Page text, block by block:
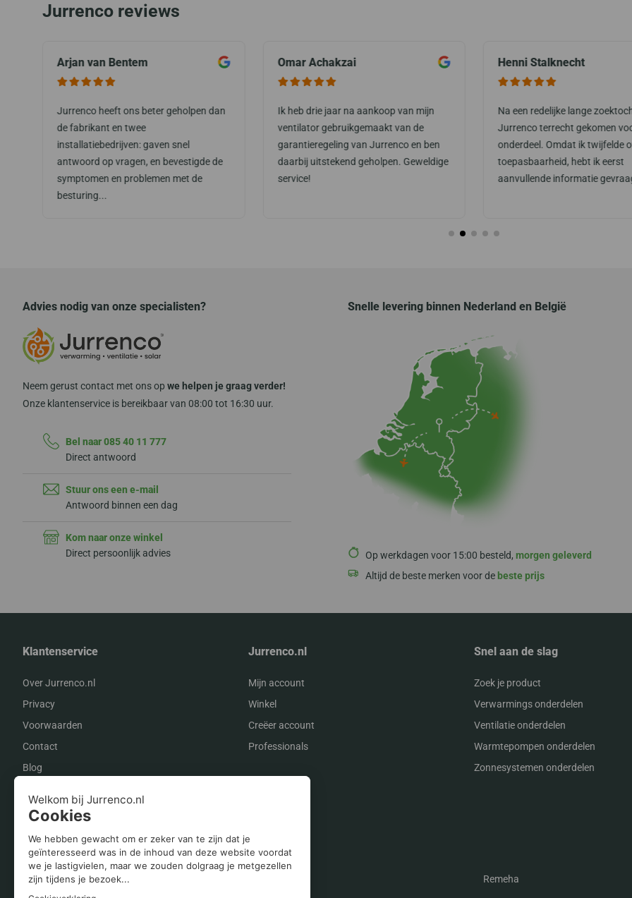
Jurrenco reviews
Arjan van Bentem
Jurrenco heeft ons beter geholpen dan
de fabrikant en twee
installatiebedrijven: gaven snel
antwoord op vragen, en bevestigde de
symptomen en problemen met de
besturing...
Omar Achakzai
Ik heb drie jaar na aankoop van mijn
ventilator gebruikgemaakt van de
garantieregeling van Jurrenco en ben
daarbij uitstekend geholpen. Geweldige
service!
Henni Stalknecht
Na een redelijke lange
Jurrenco terrecht gekomen
onderdeel. Omdat ik twijfelde
toepasbaarheid, hebt ik eerst
aanvullende informatie
Advies nodig van onze specialisten?
Neem gerust contact met ons op we helpen je graag verder!
Onze klantenservice is bereikbaar van 08:00 tot 16:30 uur.
Bel naar 085 40 11 777
Direct antwoord
Stuur ons een e-mail
Antwoord binnen een dag
Kom naar onze winkel
Direct persoonlijk advies
Snelle levering binnen Nederland en België
Op werkdagen voor 15:00 besteld, morgen geleverd
Altijd de beste merken voor de beste prijs
Klantenservice
Over Jurrenco.nl
Privacy
Voorwaarden
Contact
Blog
Jurrenco.nl
Mijn account
Winkel
Creëer account
Professionals
Snel aan de slag
Zoek je product
Verwarmings onderdelen
Ventilatie onderdelen
Warmtepompen onderdelen
Zonnesystemen onderdelen
Onze merken op een rij
Zehnder Remeha